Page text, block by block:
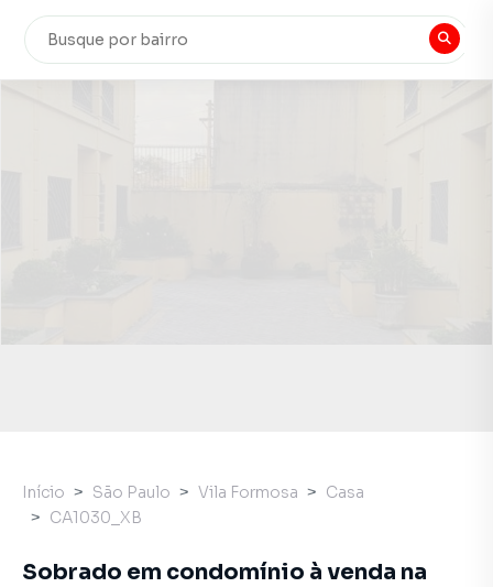
Início São Paulo Vila Formosa
Casa
CA1030_XB
Sobrado em condomínio à venda na